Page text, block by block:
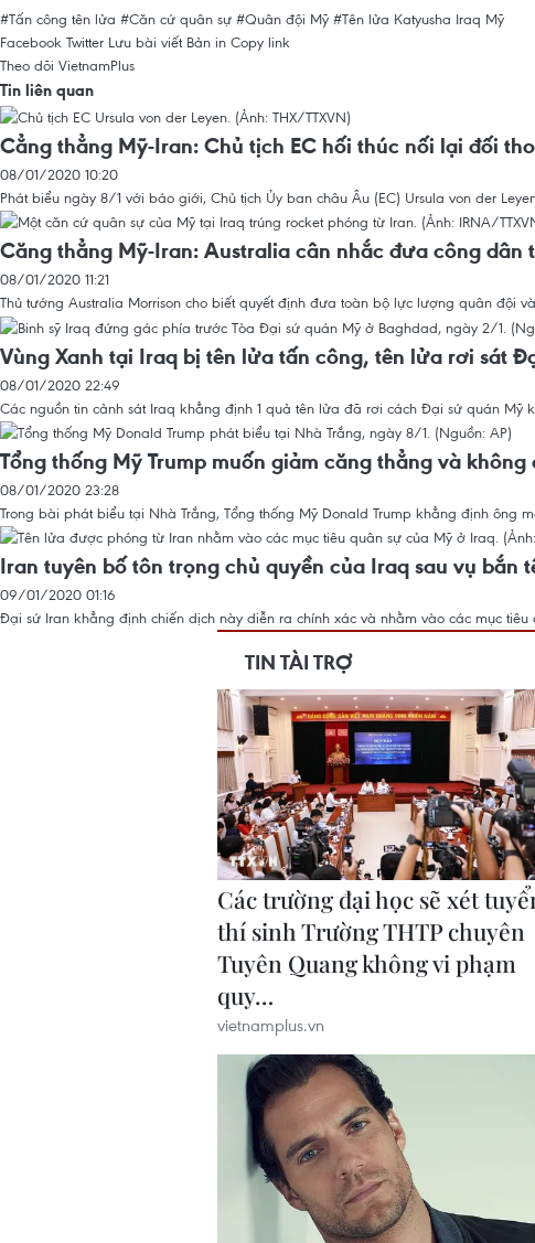
#Tấn công tên lửa #Căn cứ quân sự #Quân đội Mỹ #Tên lửa Katyusha Iraq Mỹ
Facebook Twitter Lưu bài viết Bản in Copy link
Theo dõi VietnamPlus
Tin liên quan
Cẳng thẳng Mỹ-Iran: Chủ tịch EC hối thúc nối lại đối
08/01/2020 10:20
Phát biểu ngày 8/1 với báo giới, Chủ tịch Ủy ban châu Âu (EC) Ursula von der
Căng thẳng Mỹ-Iran: Australia cân nhắc đưa công dân
08/01/2020 11:21
Thủ tướng Australia Morrison cho biết quyết định đưa toàn bộ lực lượng quân đội
Vùng Xanh tại Iraq bị tên lửa tấn công, tên lửa rơi sát
08/01/2020 22:49
Các nguồn tin cảnh sát Iraq khẳng định 1 quả tên lửa đã rơi cách Đại sứ quán Mỹ
Tổng thống Mỹ Trump muốn giảm căng thẳng và
08/01/2020 23:28
Trong bài phát biểu tại Nhà Trắng, Tổng thống Mỹ Donald Trump khẳng định ông
Iran tuyên bố tôn trọng chủ quyền của Iraq sau vụ bắn
09/01/2020 01:16
Đại sứ Iran khẳng định chiến dịch này diễn ra chính xác và nhằm vào các mục